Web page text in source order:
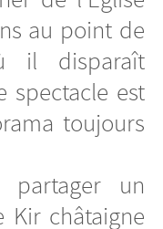
au point de
il disparaît
spectacle est
toujours
partager un
châtaigne